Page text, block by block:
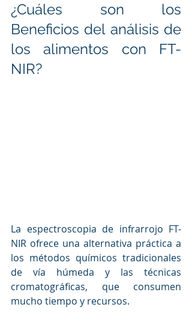
¿Cuáles son los
Beneficios del análisis de
los alimentos con FT-
NIR?
La espectroscopia de infrarrojo FT-
NIR ofrece una alternativa práctica a
los métodos químicos tradicionales
de vía húmeda y las técnicas
cromatográficas, que consumen
mucho tiempo y recursos.